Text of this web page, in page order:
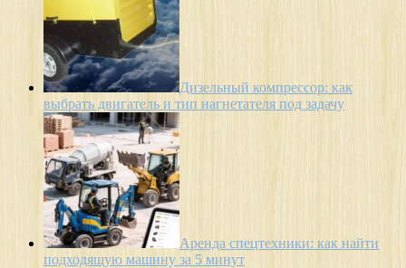
Дизельный компрессор: как
выбрать двигатель и тип нагнетателя под задачу
Аренда спецтехники: как найти
подходящую машину за 5 минут